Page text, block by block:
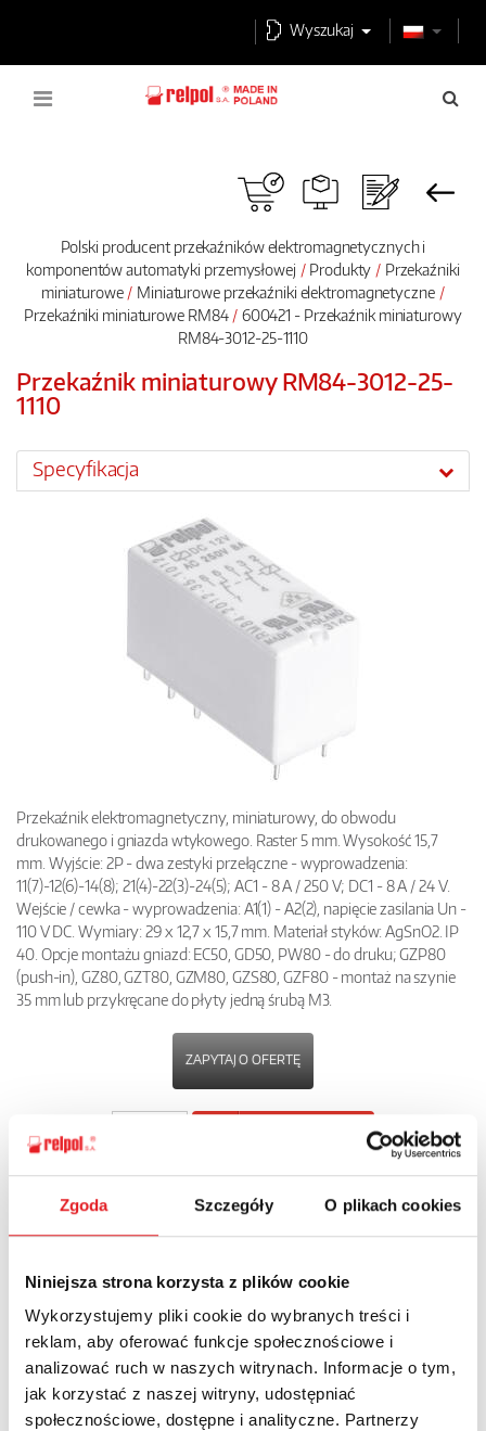
Zgoda Szczegóły O plikach cookies
Niniejsza strona korzysta z plików cookie
Wykorzystujemy pliki cookie do wybranych treści i
reklam, aby oferować funkcje społecznościowe i
analizować ruch w naszych witrynach. Informacje o tym,
jak korzystać z naszej witryny, udostępniać
społecznościowe, dostępne i analityczne. Partnerzy
Wyszukaj
Polski producent przekaźników elektromagnetycznych i
komponentów automatyki przemysłowej
Produkty
Przekaźniki
miniaturowe
Miniaturowe przekaźniki elektromagnetyczne
Przekaźniki miniaturowe RM84
600421 - Przekaźnik miniaturowy
RM84-3012-25-1110
Przekaźnik miniaturowy RM84-3012-25-
1110
Specyfikacja
Przekaźnik elektromagnetyczny, miniaturowy, do obwodu
drukowanego i gniazda wtykowego. Raster 5 mm. Wysokość 15,7
mm. Wyjście: 2P - dwa zestyki przełączne - wyprowadzenia:
11(7)-12(6)-14(8); 21(4)-22(3)-24(5); AC1 - 8 A / 250 V; DC1 - 8 A / 24 V.
Wejście / cewka - wyprowadzenia: A1(1) - A2(2), napięcie zasilania Un -
110 V DC. Wymiary: 29 x 12,7 x 15,7 mm. Materiał styków: AgSnO2. IP
40. Opcje montażu gniazd: EC50, GD50, PW80 - do druku; GZP80
(push-in), GZ80, GZT80, GZM80, GZS80, GZF80 - montaż na szynie
35 mm lub przykręcane do płyty jedną śrubą M3.
ZAPYTAJ O OFERTĘ
POWRÓT
Zapytaj o szczegóły oferty
Imię i nazwisko: *